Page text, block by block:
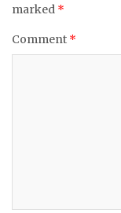
marked *
Comment *